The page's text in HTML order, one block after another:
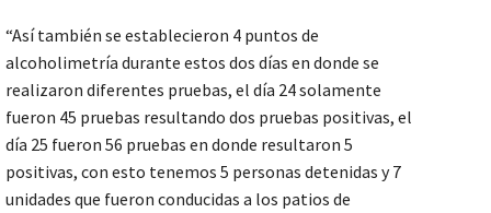
“Así también se establecieron 4 puntos de
alcoholimetría durante estos dos días en donde se
realizaron diferentes pruebas, el día 24 solamente
fueron 45 pruebas resultando dos pruebas positivas, el
día 25 fueron 56 pruebas en donde resultaron 5
positivas, con esto tenemos 5 personas detenidas y 7
unidades que fueron conducidas a los patios de